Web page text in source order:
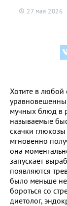
27 мая 2026
Хотите в любой
мучных блюд в
называемые
скачки глюкозы
мгновенно
она
запускает
появляются
было меньше
бороться со
диетолог,